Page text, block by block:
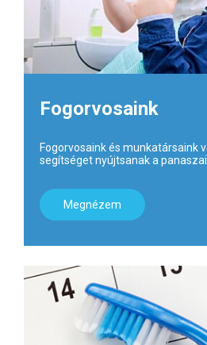
Fogorvosaink
Fogorvosaink és munkatársaink
segítséget nyújtsanak a
Megnézem